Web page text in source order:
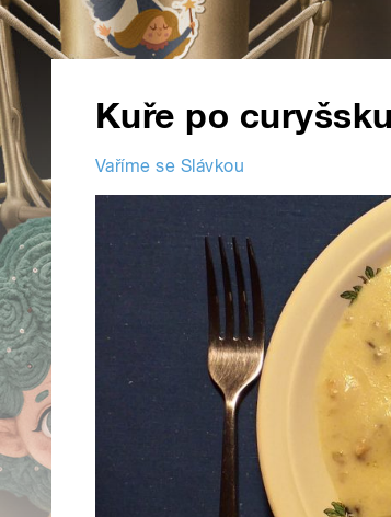
Kuře po curyšsku
Vaříme se Slávkou